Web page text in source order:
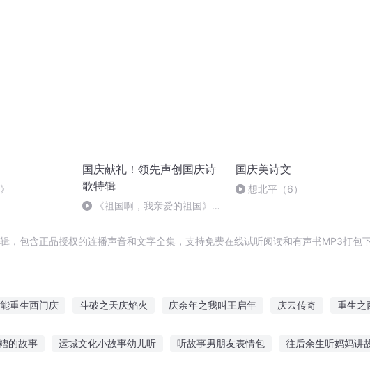
国庆献礼！领先声创国庆诗
歌特辑
《祖国啊，我亲爱的祖国》温
国庆美诗文
想北平（6）
，包含正品授权的连播声音和文字全集，支持免费在线试听阅读和有声书MP3打包下
重生西门庆 斗破之天庆焰火 庆余年之我叫王启年 庆云传奇 重生之
的故事 运城文化小故事幼儿听 听故事男朋友表情包 往后余生听妈妈讲